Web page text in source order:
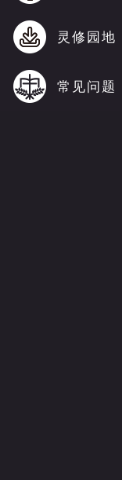
灵修园地
常见问题